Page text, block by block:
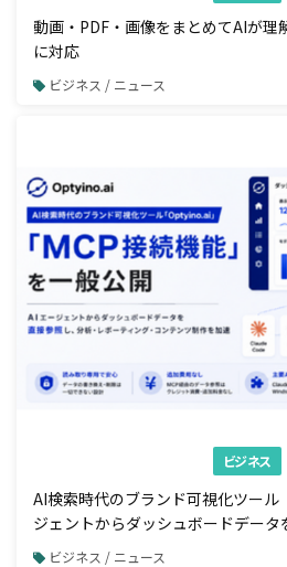
動画・PDF・画像をまとめてAIが理
に対応
ビジネス / ニュース
ビジネス
AI検索時代のブランド可視化ツー
ジェントからダッシュボードデータ
接続」機能を一般公開
ビジネス / ニュース